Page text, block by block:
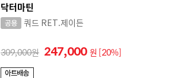
닥터마틴
쿼드 RET.제이든
309,000 247,000 원 [20%]